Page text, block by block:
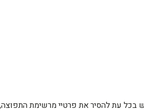
בכל עת להסיר את פרטיי מרשימת